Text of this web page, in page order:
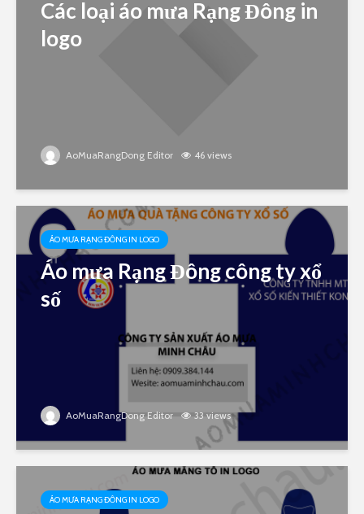
Các loại áo mưa Rạng Đông in
logo
AoMuaRangDong Editor 46 views
ÁO MƯA RẠNG ĐÔNG IN LOGO
Áo mưa Rạng Đông công ty xổ
số
AoMuaRangDong Editor 33 views
ÁO MƯA RẠNG ĐÔNG IN LOGO